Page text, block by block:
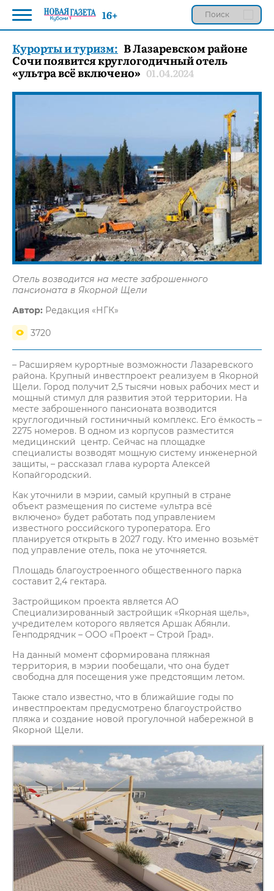
Курорты и туризм: В Лазаревском районе
Сочи появится круглогодичный отель
«ультра всё включено» 01.04.2024
Отель возводится на месте заброшенного
пансионата в Якорной Щели
Автор: Редакция «НГК»
3720
– Расширяем курортные возможности Лазаревского
района. Крупный инвестпроект реализуем в Якорной
Щели. Город получит 2,5 тысячи новых рабочих мест и
мощный стимул для развития этой территории. На
месте заброшенного пансионата возводится
круглогодичный гостиничный комплекс. Его ёмкость –
2275 номеров. В одном из корпусов разместится
медицинский центр. Сейчас на площадке
специалисты возводят мощную систему инженерной
защиты, – рассказал глава курорта Алексей
Копайгородский.
Как уточнили в мэрии, самый крупный в стране
объект размещения по системе «ультра всё
включено» будет работать под управлением
известного российского туроператора. Его
планируется открыть в 2027 году. Кто именно возьмёт
под управление отель, пока не уточняется.
Площадь благоустроенного общественного парка
составит 2,4 гектара.
Застройщиком проекта является АО
Специализированный застройщик «Якорная щель»,
учредителем которого является Аршак Абянли.
Генподрядчик – ООО «Проект – Строй Град».
На данный момент сформирована пляжная
территория, в мэрии пообещали, что она будет
свободна для посещения уже предстоящим летом.
Также стало известно, что в ближайшие годы по
инвестпроектам предусмотрено благоустройство
пляжа и создание новой прогулочной набережной в
Якорной Щели.
16+